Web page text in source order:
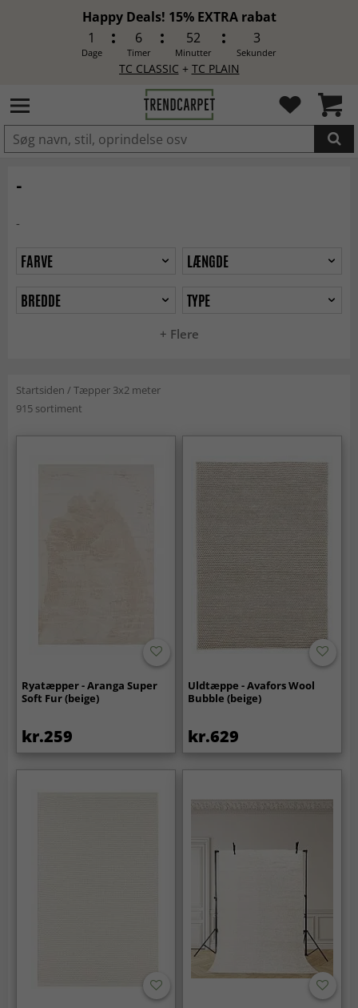
Happy Deals! 15% EXTRA rabat
1
Dage
6
Timer
52
Minutter
1
Sekunder
TC CLASSIC + TC PLAIN
-
-
+ Flere
FARVE
LÆNGDE
BREDDE
TYPE
Startsiden /Tæpper 3x2 meter
915 sortiment
Ryatæpper - Aranga Super
Soft Fur (beige)
kr.259
Uldtæppe - Avafors Wool
Bubble (beige)
kr.629